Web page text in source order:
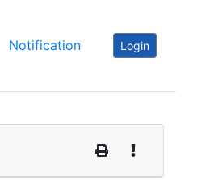
Notification Login